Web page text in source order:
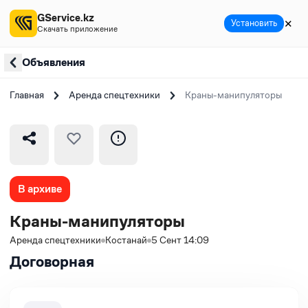
Объявления
Главная Аренда спецтехники Краны-манипуляторы
В архиве
Краны-манипуляторы
Аренда спецтехники Костанай 5 Сент 14:09
Договорная
GService.kz
Скачать приложение Установить ✕